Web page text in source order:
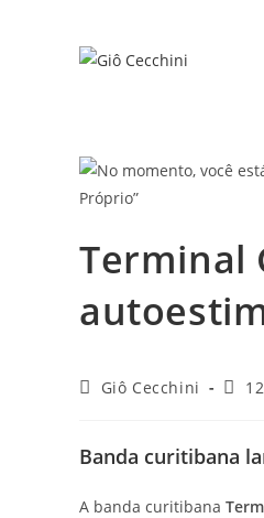
Terminal
AutorGiô Cecchini
Post
Banda curitibana
A banda curitibana